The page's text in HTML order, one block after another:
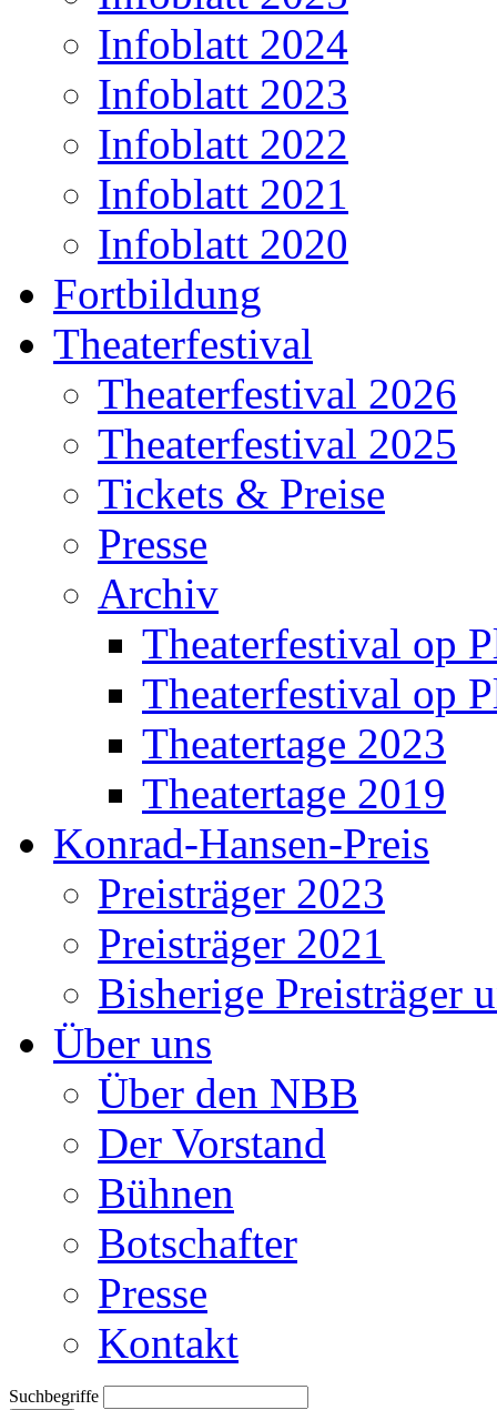
Infoblatt 2024
Infoblatt 2023
Infoblatt 2022
Infoblatt 2021
Infoblatt 2020
Fortbildung
Theaterfestival
Theaterfestival 2026
Theaterfestival 2025
Tickets & Preise
Presse
Archiv
Theaterfestival op
Theaterfestival op
Theatertage 2023
Theatertage 2019
Konrad-Hansen-Preis
Preisträger 2023
Preisträger 2021
Bisherige Preisträger
Über uns
Über den NBB
Der Vorstand
Bühnen
Botschafter
Presse
Kontakt
Suchbegriffe